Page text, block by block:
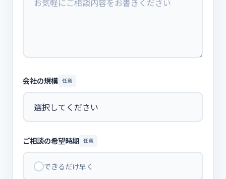
会社の規模 任意
ご相談の希望時期 任意
できるだけ早く